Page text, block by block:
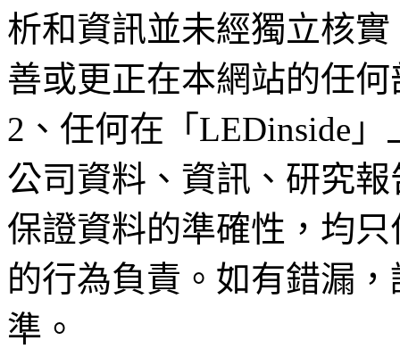
析和資訊並未經獨立核
善或更正在本網站的任
2、任何在「LEDinside
公司資料、資訊、研究
保證資料的準確性，均
的行為負責。如有錯漏
準。